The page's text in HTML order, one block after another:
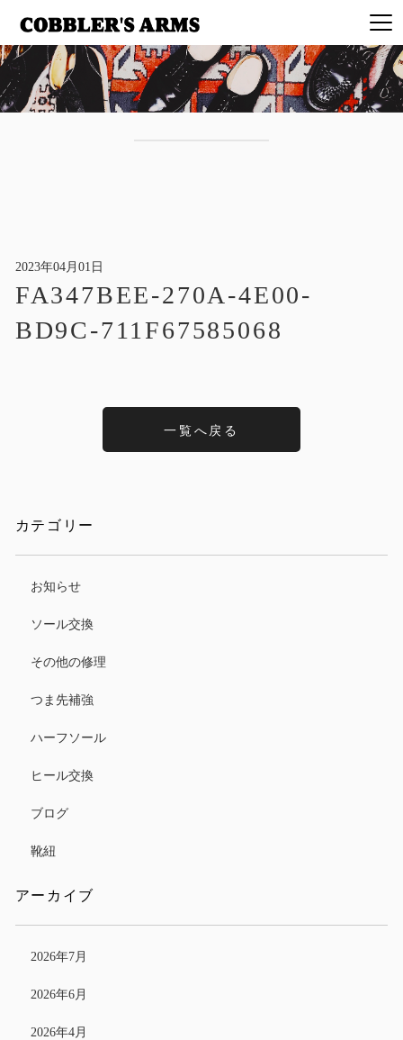
2023年04月01日
FA347BEE-270A-4E00-
BD9C-711F67585068
一覧へ戻る
カテゴリー
お知らせ
ソール交換
その他の修理
つま先補強
ハーフソール
ヒール交換
ブログ
靴紐
アーカイブ
2026年7月
2026年6月
2026年4月